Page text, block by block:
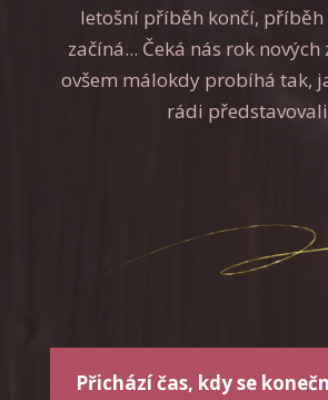
letošní příběh končí, příběh
začíná... Čeká nás rok nových
ovšem málokdy probíhá tak,
rádi
Přichází čas, kdy se